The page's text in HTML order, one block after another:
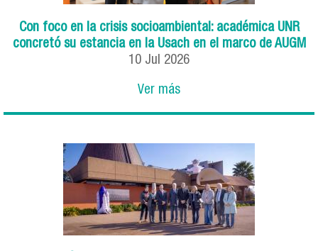
Con foco en la crisis socioambiental: académica UNR
concretó su estancia en la Usach en el marco de AUGM
10 Jul 2026
Ver más